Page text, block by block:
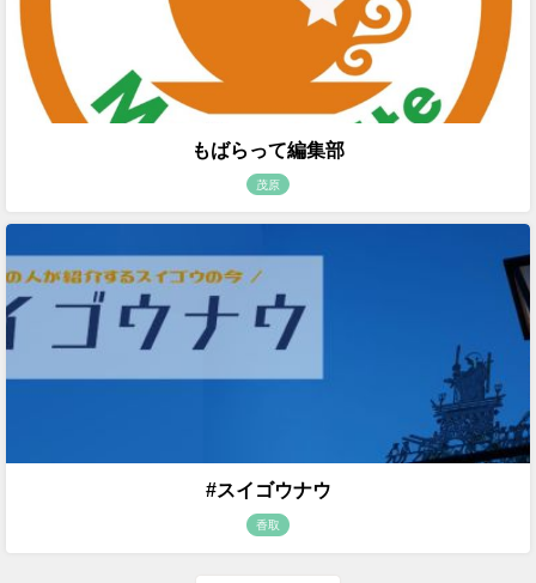
もばらって編集部
茂原
#スイゴウナウ
香取